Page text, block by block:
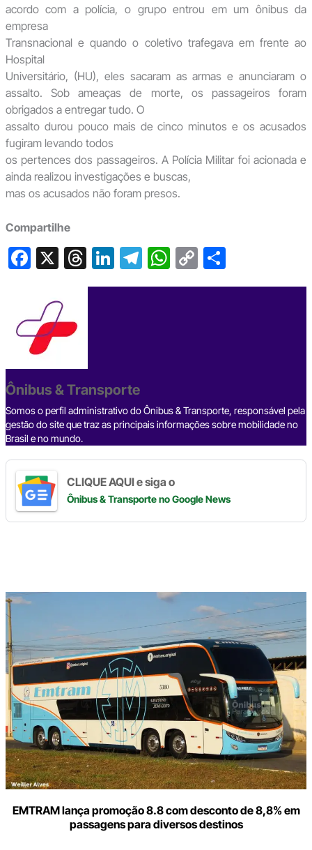
acordo com a polícia, o grupo entrou em um ônibus da
empresa
Transnacional e quando o coletivo trafegava em frente ao
Hospital
Universitário, (HU), eles sacaram as armas e anunciaram o
assalto. Sob ameaças de morte, os passageiros foram
obrigados a entregar tudo. O
assalto durou pouco mais de cinco minutos e os acusados
fugiram levando todos
os pertences dos passageiros. A Polícia Militar foi acionada e
ainda realizou investigações e buscas,
mas os acusados não foram presos.
Compartilhe
F
e
b
o
o
k
X T
hr
s
Li
n
T
el
W
h
C
o
S
h
Ônibus & Transporte
Somos o perfil administrativo do Ônibus & Transporte, responsável pela
gestão do site que traz as principais informações sobre mobilidade no
Brasil e no mundo.
CLIQUE AQUI e siga o
Ônibus & Transporteno Google News
EMTRAM lança promoção 8.8 com desconto de 8,8% em
passagens para diversos destinos
Digite
aqui
o
seu
e-
mail